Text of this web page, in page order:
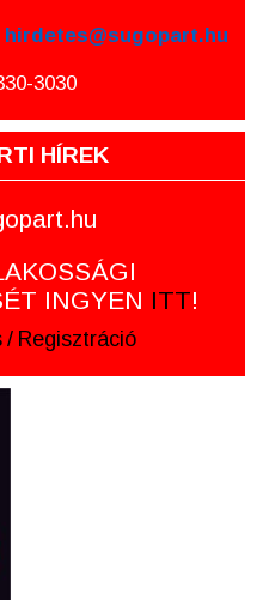
hirdetes@sugopart.hu
3030
HÍREK
INGYEN ITT!
/ Regisztráció